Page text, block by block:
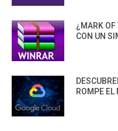
¿MARK OF
CON UN
ROMPE EL